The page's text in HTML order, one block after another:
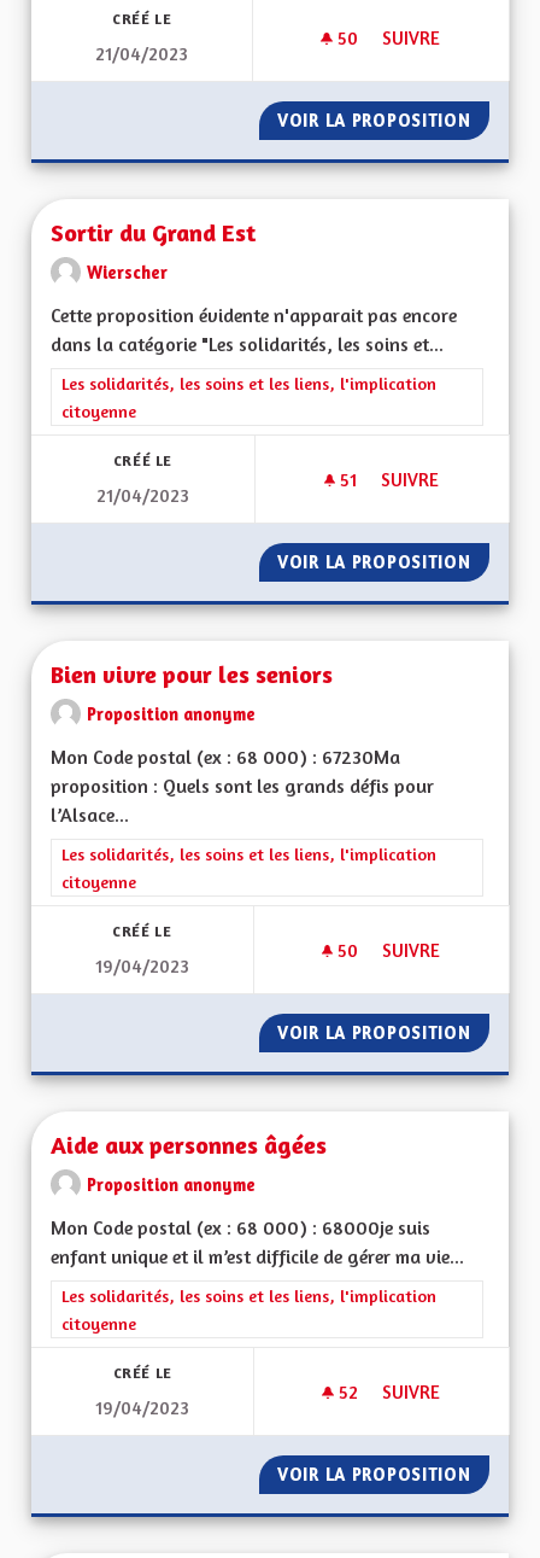
CRÉÉ LE
21/04/2023
50 50 ABONNÉS
SUIVRE
VOIR LA PROPOSITION DES
Sortir du Grand Est
Wierscher
Cette proposition évidente n'apparait pas encore
dans la catégorie "Les solidarités, les soins et...
Filtrer les résultats de la catégorie : Les solidarités, les soins
Les solidarités, les soins et les liens, l'implication
citoyenne
CRÉÉ LE
21/04/2023
51 51 ABONNÉS
SUIVRE
VOIR LA PROPOSITION
Bien vivre pour les seniors
Proposition anonyme
Mon Code postal (ex : 68 000) : 67230Ma
proposition : Quels sont les grands défis pour
l’Alsace...
Filtrer les résultats de la catégorie : Les solidarités, les soins
Les solidarités, les soins et les liens, l'implication
citoyenne
CRÉÉ LE
19/04/2023
50 50 ABONNÉS
SUIVRE
VOIR LA PROPOSITION BIEN
Aide aux personnes âgées
Proposition anonyme
Mon Code postal (ex : 68 000) : 68000je suis
enfant unique et il m’est difficile de gérer ma vie...
Filtrer les résultats de la catégorie : Les solidarités, les soins
Les solidarités, les soins et les liens, l'implication
citoyenne
CRÉÉ LE
19/04/2023
52 52 ABONNÉS
SUIVRE
VOIR LA PROPOSITION AIDE